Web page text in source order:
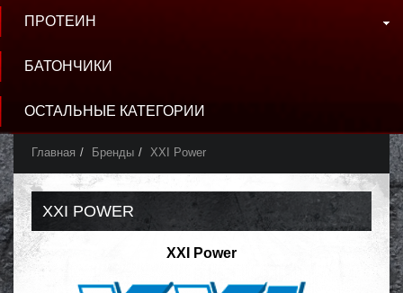
ПРОТЕИН
БАТОНЧИКИ
ОСТАЛЬНЫЕ КАТЕГОРИИ
Главная Бренды XXI Power
XXI POWER
XXI Power